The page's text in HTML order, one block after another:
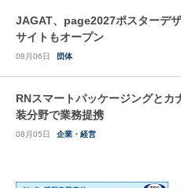
JAGAT、page2027ポスターデ
サイトもオープン
08月06日 団体
RNスマートパッケージングとカ
装分野で業務提携
08月05日 企業・経営